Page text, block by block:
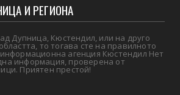
И РЕГИОНА
Дупница, Кюстендил, или на друго
то тогава сте на правилното
агенция Кюстендил Нет
информация, проверена от
Приятен престой!